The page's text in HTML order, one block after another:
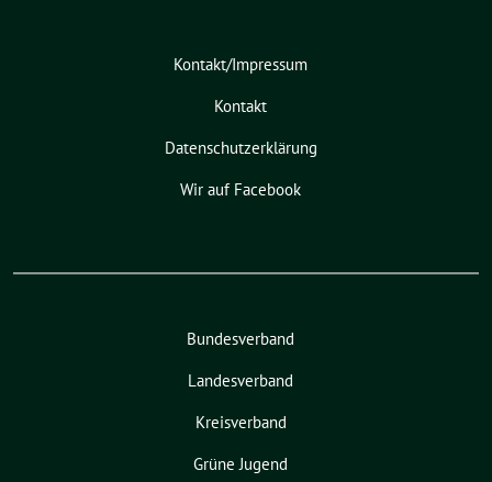
Kontakt/Impressum
Kontakt
Datenschutzerklärung
Wir auf Facebook
Bundesverband
Landesverband
Kreisverband
Grüne Jugend